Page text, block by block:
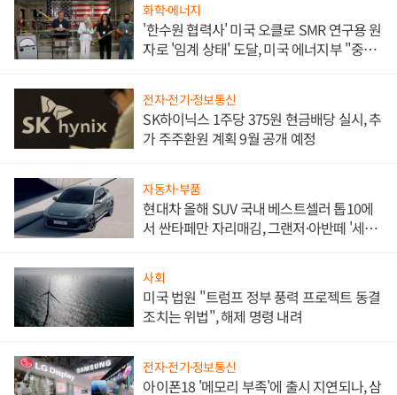
화학·에너지
'한수원 협력사' 미국 오클로 SMR 연구용 원
자로 '임계 상태' 도달, 미국 에너지부 "중요
전자·전기·정보통신
SK하이닉스 1주당 375원 현금배당 실시, 추
가 주주환원 계획 9월 공개 예정
자동차·부품
현대차 올해 SUV 국내 베스트셀러 톱10에
서 싼타페만 자리매김, 그랜저·아반떼 '세단
사회
미국 법원 "트럼프 정부 풍력 프로젝트 동결
조치는 위법", 해제 명령 내려
전자·전기·정보통신
아이폰18 '메모리 부족'에 출시 지연되나, 삼